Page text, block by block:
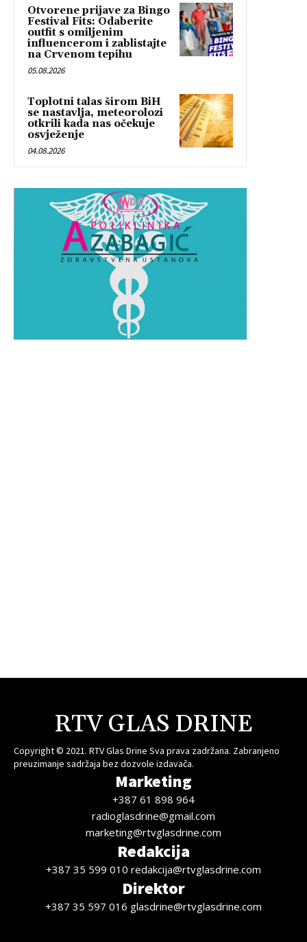
Otvorene prijave za Bingo
Festival Fits: Odaberite
outfit s omiljenim
influencerom i zablistajte
na Crvenom tepihu
05.08.2026
Toplotni talas širom BiH
se nastavlja, meteorolozi
otkrili kada nas očekuje
osvježenje
04.08.2026
RTV GLAS DRINE
Copyright © 2021. RTV Glas Drine Sva prava zadržana. Zabranjeno
preuzimanje sadržaja bez dozvole izdavača.
Marketing
+387 61 898 964
radioglasdrine@gmail.com
marketing@rtvglasdrine.com
Redakcija
+387 35 599 010 redakcija@rtvglasdrine.com
Direktor
+387 35 597 016 glasdrine@rtvglasdrine.com